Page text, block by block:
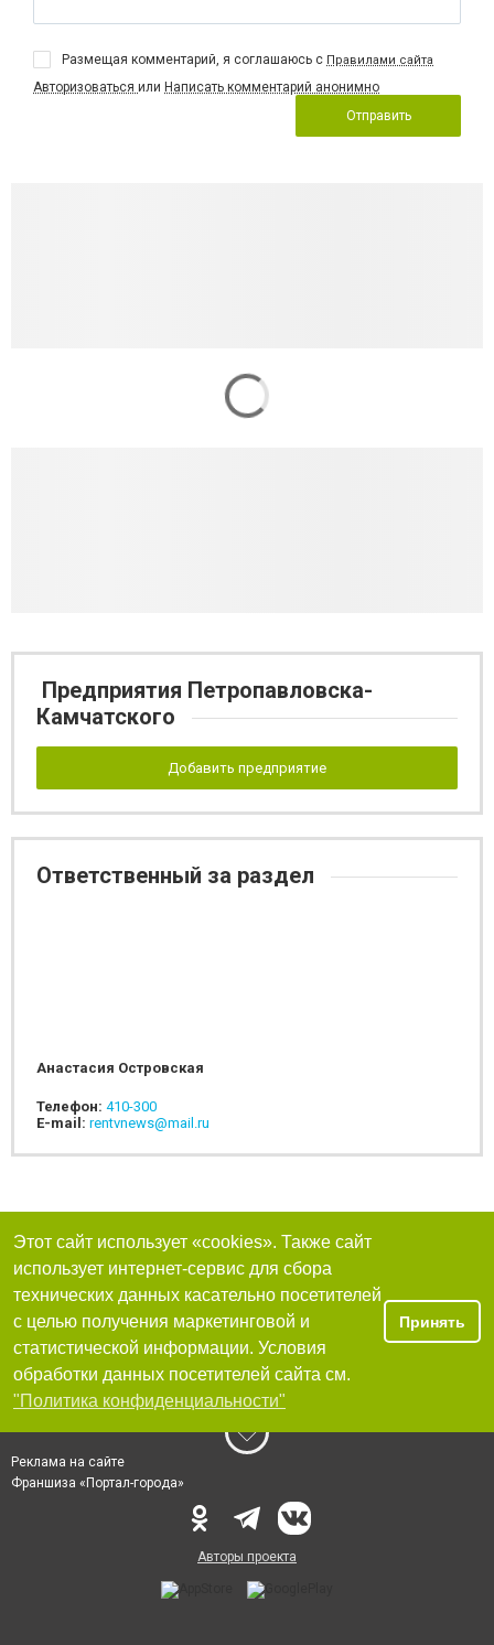
Размещая комментарий, я соглашаюсь с Правилами сайта
Авторизоваться или Написать комментарий анонимно
Отправить
Предприятия Петропавловска-
Камчатского
Добавить предприятие
Ответственный за раздел
Анастасия Островская
Телефон: 410-300
E-mail: rentvnews@mail.ru
Этот сайт использует «cookies». Также сайт
использует интернет-сервис для сбора
технических данных касательно посетителей
с целью получения маркетинговой и
статистической информации. Условия
обработки данных посетителей сайта см.
"Политика конфиденциальности"
Принять
Реклама на сайте
Франшиза «Портал-города»
Авторы проекта